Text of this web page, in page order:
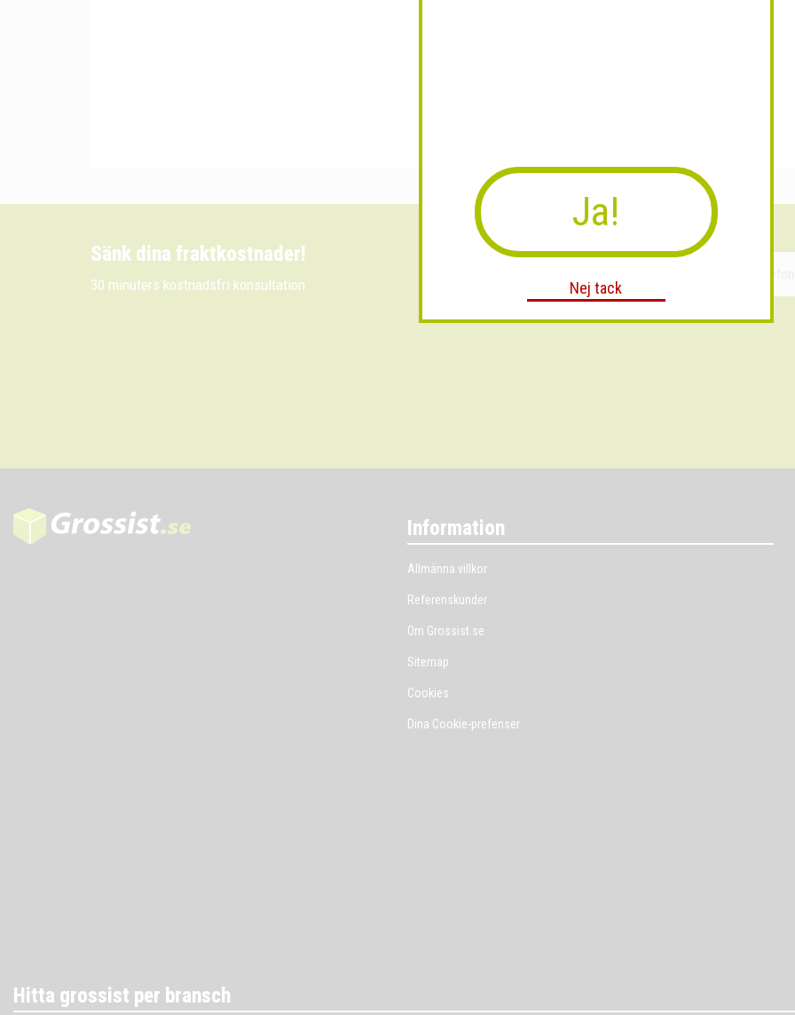
Sänk dina fraktkostnader!
30 minuters kostnadsfri konsultation
Information
Allmänna villkor
Referenskunder
Om Grossist.se
Sitemap
Cookies
Dina Cookie-prefenser
Hitta grossist per bransch
Ja!
Nej tack